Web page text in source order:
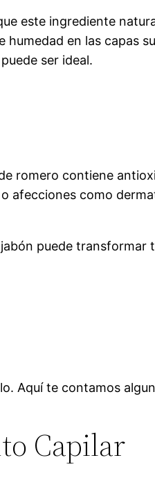
este ingrediente
en las capas
ser ideal.
romero contiene
afecciones como
puede transformar
Aquí te contamos
Capilar